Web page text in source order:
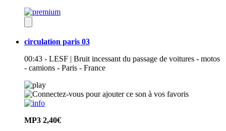
circulation paris 03
00:43 - LESF | Bruit incessant du passage de voitures - motos
- camions - Paris - France
MP3 2,40€